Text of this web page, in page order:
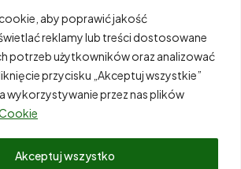
aby poprawić jakość
reklamy lub treści dostosowane
potrzeb użytkowników oraz analizować
przycisku „Akceptuj wszystkie”
wykorzystywanie przez nas plików
Akceptuj wszystko